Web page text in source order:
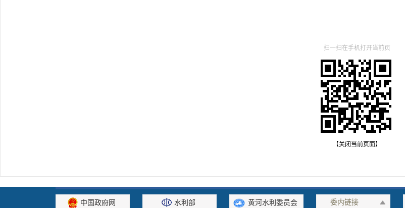
扫一扫在手机打开当前页
【关闭当前页面】
中国政府网 水利部 黄河水利委员会 委内链接